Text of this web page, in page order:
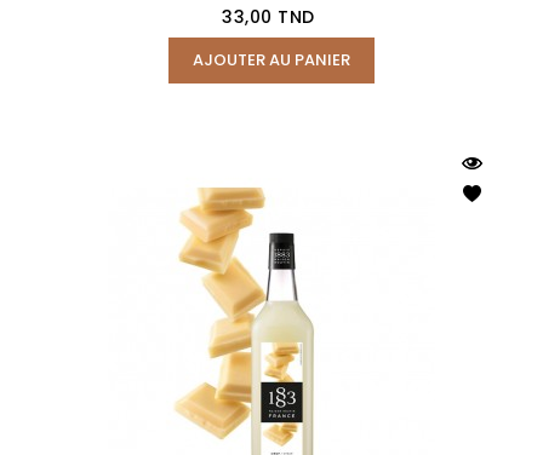
Prix
33,00 TND
AJOUTER AU PANIER